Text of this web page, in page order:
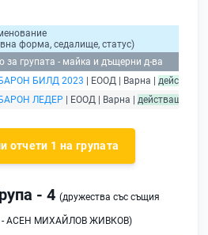
форма, седалище, статус)
за групата - майка и дъщерни д-ва
БАРОН БИЛД 2023 | ЕООД | Варна | действащ
БАРОН ЛЕДЕР | ЕООД | Варна | действащ
отчети 1 на групата
- 4 (дружества със същия
- АСЕН МИХАЙЛОВ ЖИВКОВ)